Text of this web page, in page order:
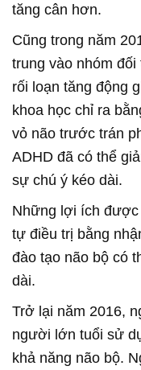
tăng cân hơn.
Cũng trong năm
trung vào nhóm
rối loạn tăng động
khoa học chỉ ra
vỏ não trước trán
ADHD đã có thể
sự chú ý kéo dài.
Những lợi ích được
tự điều trị bằng
đào tạo não bộ có
dài.
Trở lại năm 2016,
người lớn tuổi sử
khả năng não bộ.